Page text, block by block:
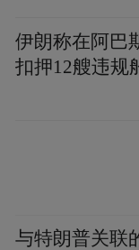
目前，“三会
伊朗称在阿巴
扣押12艘违规
与特朗普关联